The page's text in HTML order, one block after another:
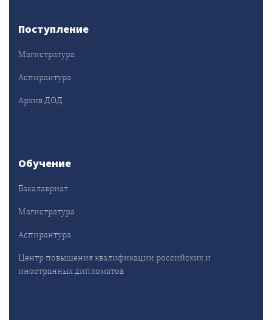
Поступление
Магистратура
Аспирантура
Архив ДОД
Обучение
Бакалавриат
Магистратура
Аспирантура
Центр повышения квалификации российских и
иностранных дипломатов